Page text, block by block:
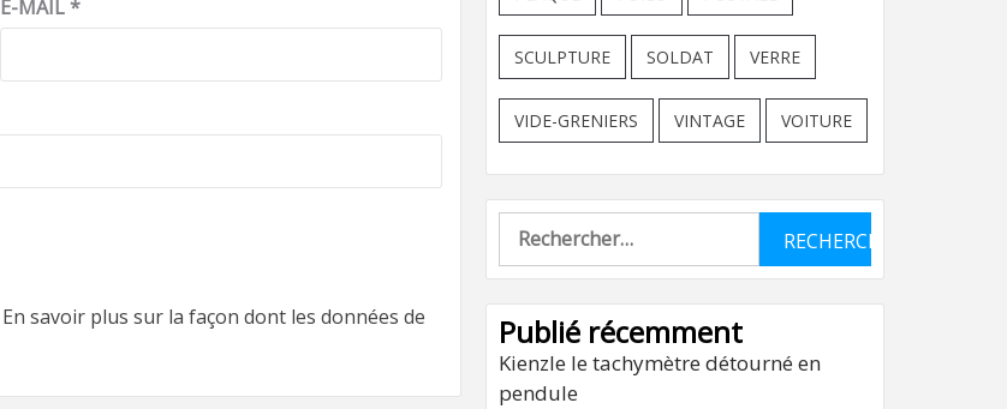
E-MAIL*
En savoir plus sur la façon dont les données de
SCULPTURE SOLDAT VERRE
VIDE-GRENIERS VINTAGE VOITURE
Rechercher :
Publié récemment
Kienzle le tachymètre détourné en
pendule